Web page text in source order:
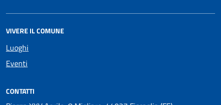
VIVERE IL COMUNE
Luoghi
Eventi
CONTATTI